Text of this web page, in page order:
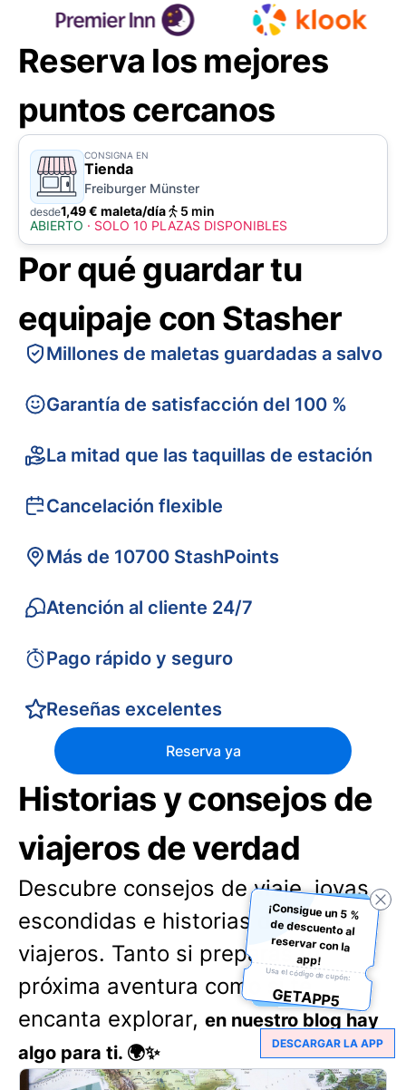
Reserva los mejores
puntos cercanos
CONSIGNA EN
Tienda
Freiburger Münster
desde1,49 € maleta/día
5 min
ABIERTO · SOLO 10 PLAZAS DISPONIBLES
Por qué guardar tu
equipaje con Stasher
Millones de maletas guardadas a salvo
Garantía de satisfacción del 100 %
La mitad que las taquillas de estación
Cancelación flexible
Más de 10700 StashPoints
Atención al cliente 24/7
Pago rápido y seguro
Reseñas excelentes
Reserva ya
Historias y consejos de
viajeros de verdad
Descubre consejos de viaje, joyas
escondidas e historias de otros
viajeros. Tanto si preparas tu
próxima aventura como si te
encanta explorar, en nuestro blog hay
algo para ti. 🌍✨
¡Consigue un 5 %
de descuento al
reservar con la
app!
Usa el código de cupón:
GETAPP5
DESCARGAR LA APP